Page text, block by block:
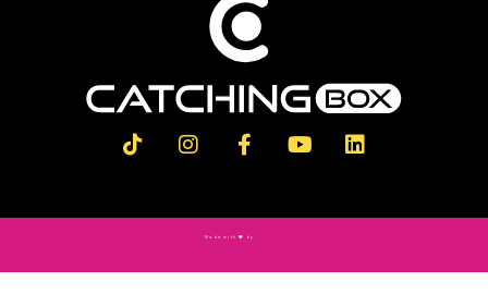
Made with by